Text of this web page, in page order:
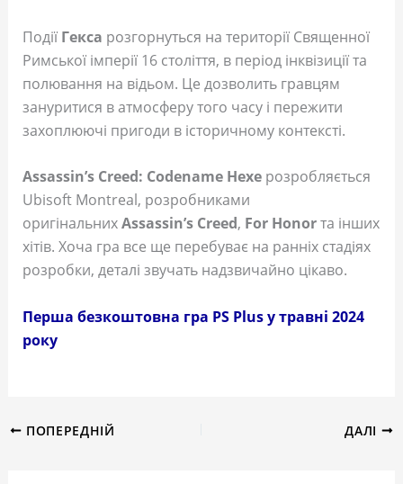
Події Гекса розгорнуться на території Священної
Римської імперії 16 століття, в період інквізиції та
полювання на відьом. Це дозволить гравцям
зануритися в атмосферу того часу і пережити
захоплюючі пригоди в історичному контексті.
Assassin’s Creed: Codename Hexeрозробляється
Ubisoft Montreal, розробниками
оригінальнихAssassin’s Creed, For Honorта інших
хітів. Хоча гра все ще перебуває на ранніх стадіях
розробки, деталі звучать надзвичайно цікаво.
Перша безкоштовна гра PS Plus у травні 2024
року
ПОПЕРЕДНІЙ ДАЛІ